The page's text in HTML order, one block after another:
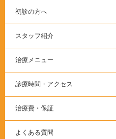
初診の方へ
スタッフ紹介
治療メニュー
診療時間・アクセス
治療費・保証
よくある質問